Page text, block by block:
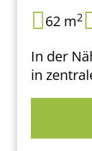
62 m2
In der
in